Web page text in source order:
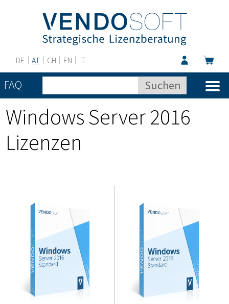
DE AT CH EN IT
FAQ
Windows Server 2016
Lizenzen